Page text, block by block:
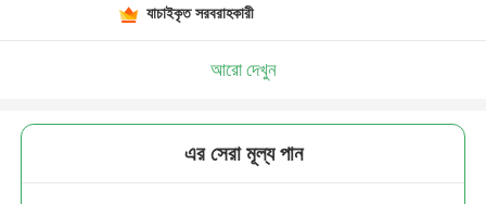
যাচাইকৃত সরবরাহকারী
আরো দেখুন
এর সেরা মূল্য পান